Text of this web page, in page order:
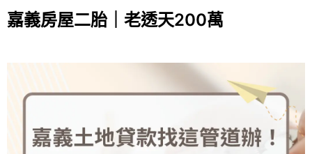
嘉義房屋二胎｜老透天200萬